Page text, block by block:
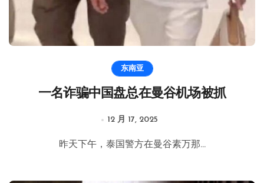
东南亚
一名诈骗中国盘总在曼谷机场被抓
12 月 17, 2025
昨天下午，泰国警方在曼谷素万那...